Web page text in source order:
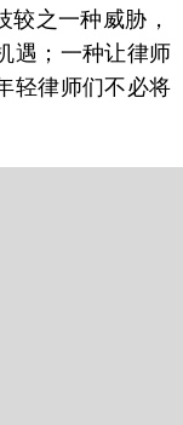
较之一种威胁，
遇；一种让律师
轻律师们不必将